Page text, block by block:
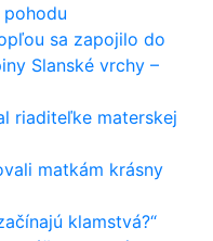
sa zapojilo do
Slanské vrchy –
riaditeľke materskej
matkám krásny
klamstvá?“